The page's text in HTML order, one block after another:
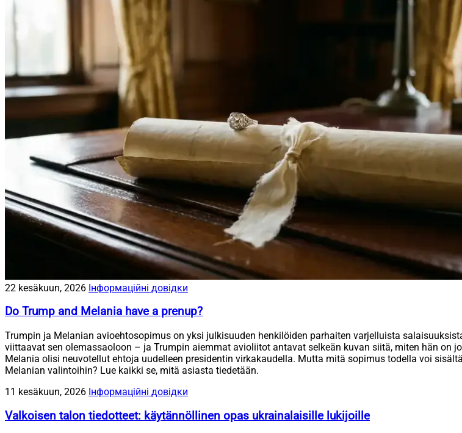
22 kesäkuun, 2026 Інформаційні довідки
Do Trump and Melania have a prenup?
Trumpin ja Melanian avioehtosopimus on yksi julkisuuden henkilöiden parhaiten varjelluista
viittaavat sen olemassaoloon – ja Trumpin aiemmat avioliitot antavat selkeän kuvan siitä, miten hän on
Melania olisi neuvotellut ehtoja uudelleen presidentin virkakaudella. Mutta mitä sopimus todella voi
Melanian valintoihin? Lue kaikki se, mitä asiasta tiedetään.
11 kesäkuun, 2026 Інформаційні довідки
Valkoisen talon tiedotteet: käytännöllinen opas ukrainalaisille lukijoille